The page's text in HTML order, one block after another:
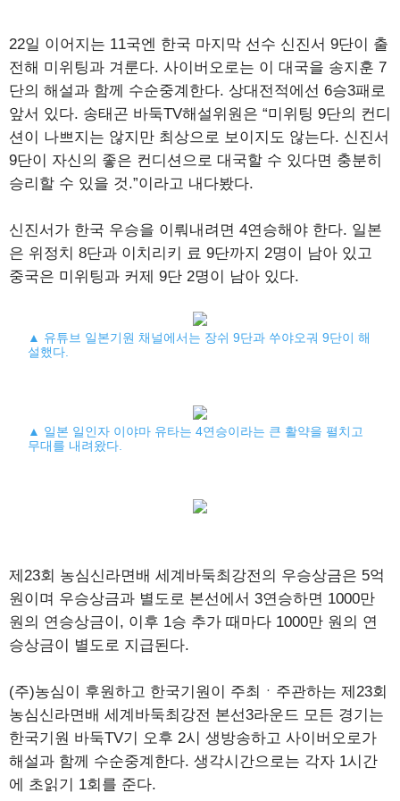
22일 이어지는 11국엔 한국 마지막 선수 신진서 9단이 출
전해 미위팅과 겨룬다. 사이버오로는 이 대국을 송지훈 7
단의 해설과 함께 수순중계한다. 상대전적에선 6승3패로
앞서 있다. 송태곤 바둑TV해설위원은 “미위팅 9단의 컨디
션이 나쁘지는 않지만 최상으로 보이지도 않는다. 신진서
9단이 자신의 좋은 컨디션으로 대국할 수 있다면 충분히
승리할 수 있을 것.”이라고 내다봤다.
신진서가 한국 우승을 이뤄내려면 4연승해야 한다. 일본
은 위정치 8단과 이치리키 료 9단까지 2명이 남아 있고
중국은 미위팅과 커제 9단 2명이 남아 있다.
▲ 유튜브 일본기원 채널에서는 장쉬 9단과 쑤야오궈 9단이 해
설했다.
▲ 일본 일인자 이야마 유타는 4연승이라는 큰 활약을 펼치고
무대를 내려왔다.
제23회 농심신라면배 세계바둑최강전의 우승상금은 5억
원이며 우승상금과 별도로 본선에서 3연승하면 1000만
원의 연승상금이, 이후 1승 추가 때마다 1000만 원의 연
승상금이 별도로 지급된다.
(주)농심이 후원하고 한국기원이 주최ㆍ주관하는 제23회
농심신라면배 세계바둑최강전 본선3라운드 모든 경기는
한국기원 바둑TV기 오후 2시 생방송하고 사이버오로가
해설과 함께 수순중계한다. 생각시간으로는 각자 1시간
에 초읽기 1회를 준다.